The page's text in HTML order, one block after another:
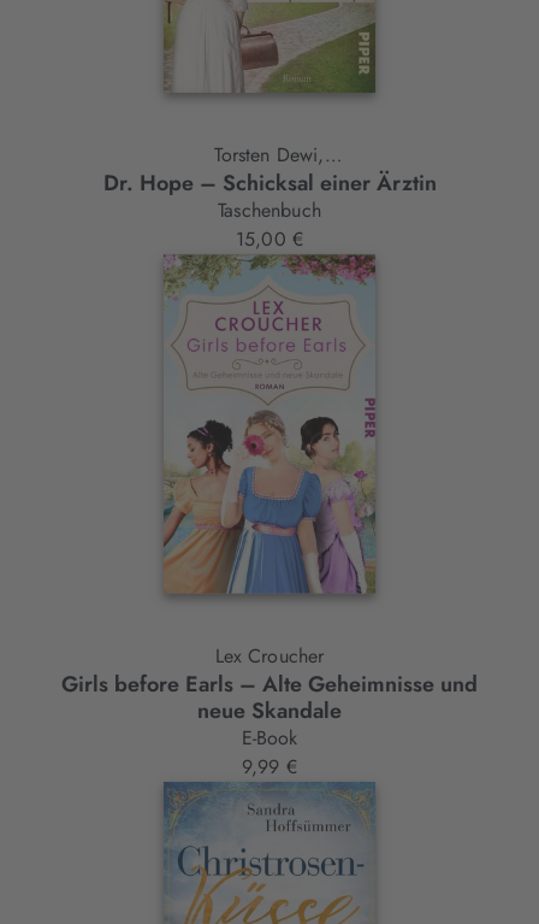
Torsten Dewi,
Katrin Tempel
Dr. Hope – Schicksal einer Ärztin
Taschenbuch
15,00 €
Lex Croucher
Girls before Earls – Alte Geheimnisse und
neue Skandale
E-Book
9,99 €